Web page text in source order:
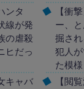
ンタ
線が発
の虐殺
ヒだっ
キャバ
【衝
ー、
掘さ
犯人
た模様
【閲